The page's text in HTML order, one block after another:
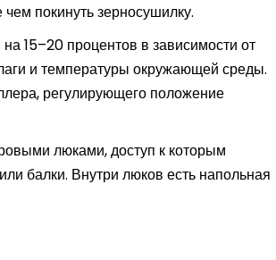
покинуть зерносушилку.
15–20 процентов в зависимости от
и температуры окружающей среды.
регулирующего положение
люками, доступ к которым
балки. Внутри люков есть напольная